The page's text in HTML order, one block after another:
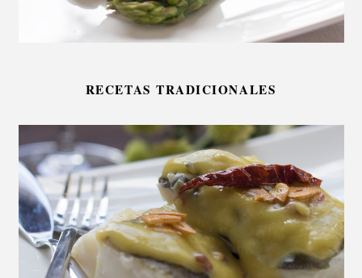
RECETAS TRADICIONALES